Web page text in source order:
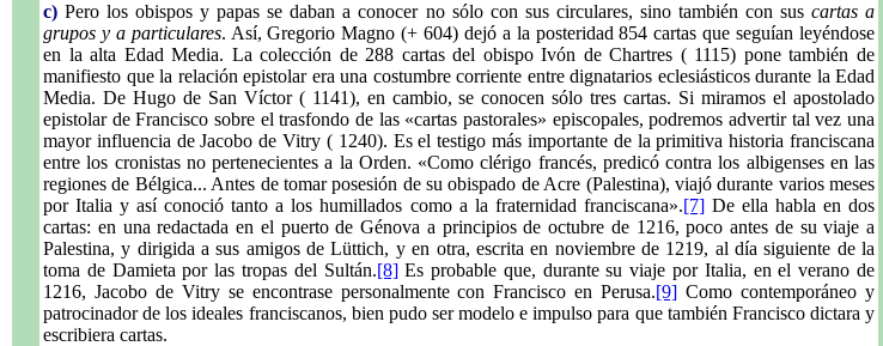
c) Pero los obispos y papas se daban a conocer no sólo con sus circulares, sino también con sus cartas a
grupos y a particulares. Así, Gregorio Magno (+ 604) dejó a la posteridad 854 cartas que seguían leyéndose
en la alta Edad Media. La colección de 288 cartas del obispo Ivón de Chartres ( 1115) pone también de
manifiesto que la relación epistolar era una costumbre corriente entre dignatarios eclesiásticos durante la Edad
Media. De Hugo de San Víctor ( 1141), en cambio, se conocen sólo tres cartas. Si miramos el apostolado
epistolar de Francisco sobre el trasfondo de las «cartas pastorales» episcopales, podremos advertir tal vez una
mayor influencia de Jacobo de Vitry ( 1240). Es el testigo más importante de la primitiva historia franciscana
entre los cronistas no pertenecientes a la Orden. «Como clérigo francés, predicó contra los albigenses en las
regiones de Bélgica... Antes de tomar posesión de su obispado de Acre (Palestina), viajó durante varios meses
por Italia y así conoció tanto a los humillados como a la fraternidad franciscana».[7]De ella habla en dos
cartas: en una redactada en el puerto de Génova a principios de octubre de 1216, poco antes de su viaje a
Palestina, y dirigida a sus amigos de Lüttich, y en otra, escrita en noviembre de 1219, al día siguiente de la
toma de Damieta por las tropas del Sultán.[8]Es probable que, durante su viaje por Italia, en el verano de
1216, Jacobo de Vitry se encontrase personalmente con Francisco en Perusa.[9] Como contemporáneo y
patrocinador de los ideales franciscanos, bien pudo ser modelo e impulso para que también Francisco dictara y
escribiera cartas.